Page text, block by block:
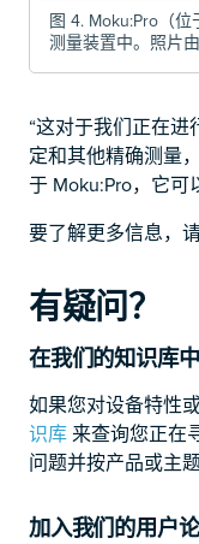
图 4. Moku:Pro（
测量装置中。照片
“这对于我们正在
定和其他精确测量
于 Moku:Pro，它可
要了解更多信息，
有疑问？
在我们的知识库
如果您对设备特性
识库 来查询您正在
问题并按产品或主
加入我们的用户